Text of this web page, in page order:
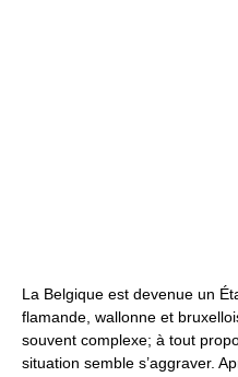
La Belgique est devenue un
flamande, wallonne et
souvent complexe; à tout
situation semble s’aggraver.